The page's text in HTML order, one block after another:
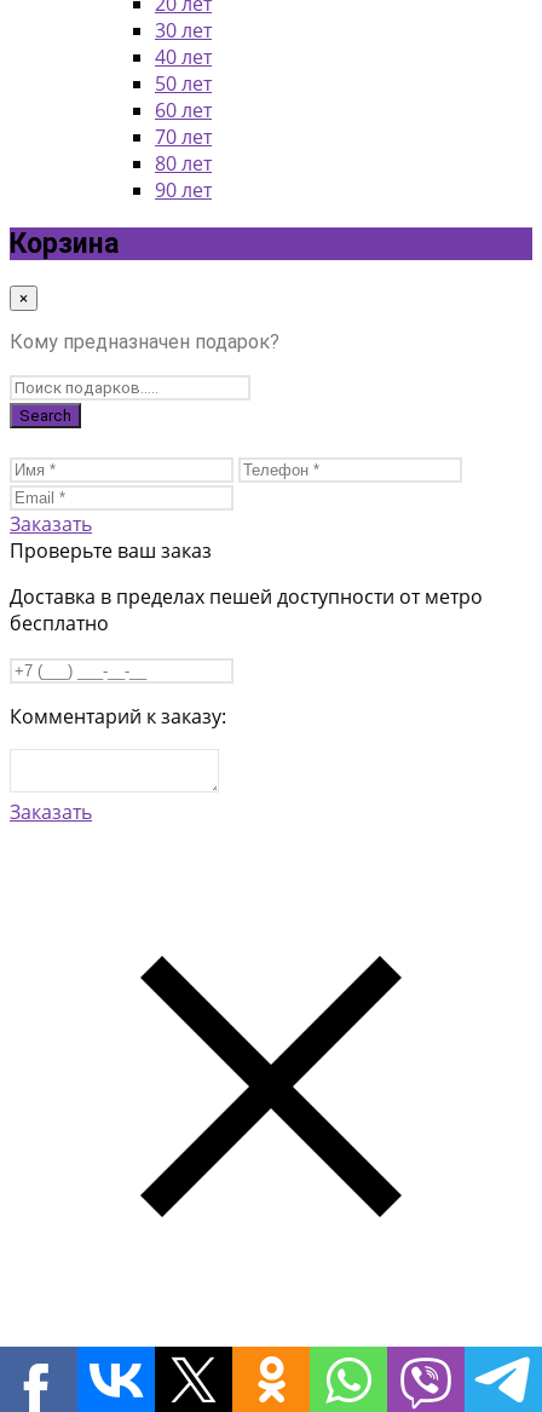
30 лет
40 лет
50 лет
60 лет
70 лет
80 лет
90 лет
Корзина
×
Кому предназначен подарок?
Заказать
Проверьте ваш заказ
Доставка в пределах пешей доступности от метро
бесплатно
Комментарий к заказу:
Заказать
Спасибо. Вашей заявкой уже